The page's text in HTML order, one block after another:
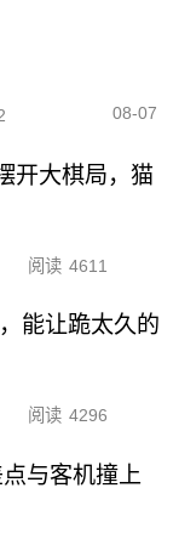
08-07
开大棋局，猫
阅读 4611
能让跪太久的
阅读 4296
与客机撞上